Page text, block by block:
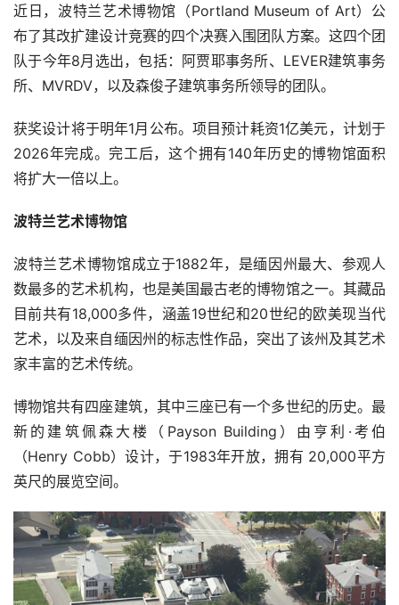
近日，波特兰艺术博物馆（Portland Museum of Art）公
布了其改扩建设计竞赛的四个决赛入围团队方案。这四个团
队于今年8月选出，包括：阿贾耶事务所、LEVER建筑事务
所、MVRDV，以及森俊子建筑事务所领导的团队。
获奖设计将于明年1月公布。项目预计耗资1亿美元，计划于
2026年完成。完工后，这个拥有140年历史的博物馆面积
将扩大一倍以上。
波特兰艺术博物馆
波特兰艺术博物馆成立于1882年，是缅因州最大、参观人
数最多的艺术机构，也是美国最古老的博物馆之一。其藏品
目前共有18,000多件，涵盖19世纪和20世纪的欧美现当代
艺术，以及来自缅因州的标志性作品，突出了该州及其艺术
家丰富的艺术传统。
博物馆共有四座建筑，其中三座已有一个多世纪的历史。最
新的建筑佩森大楼（Payson Building）由亨利·考伯
（Henry Cobb）设计，于1983年开放，拥有 20,000平方
英尺的展览空间。